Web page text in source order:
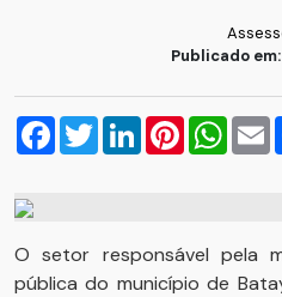
Publicado
Facebook
TwitterLinkedInPinterest
O setor responsável pela
pública do município de